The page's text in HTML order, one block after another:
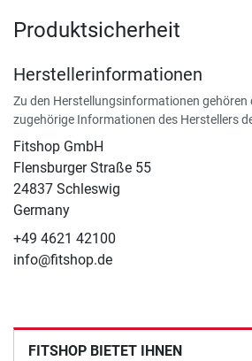
Produktsicherheit
Herstellerinformationen
Zu den Herstellungsinformationen gehören
zugehörige Informationen des Herstellers
Fitshop GmbH
Flensburger Straße 55
24837 Schleswig
Germany
+49 4621 42100
info@fitshop.de
FITSHOP BIETET IHNEN